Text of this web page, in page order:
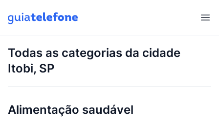
Todas as categorias da cidade
Itobi, SP
Alimentação saudável